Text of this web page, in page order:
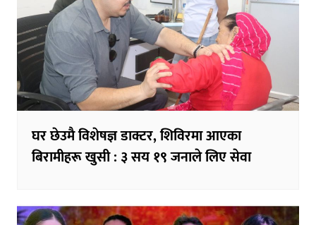
घर छेउमै विशेषज्ञ डाक्टर, शिविरमा आएका
बिरामीहरू खुसी : ३ सय १९ जनाले लिए सेवा